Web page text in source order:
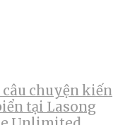
chuyện kiến
tại Lasong